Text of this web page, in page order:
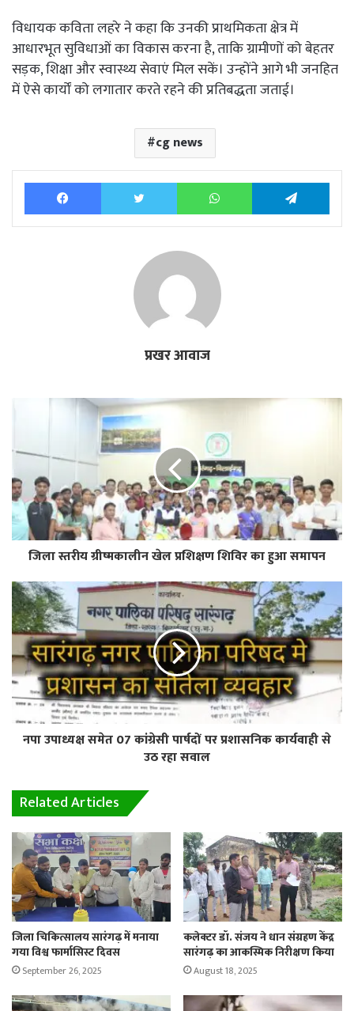
विधायक कविता लहरे ने कहा कि उनकी प्राथमिकता क्षेत्र में
आधारभूत सुविधाओं का विकास करना है, ताकि ग्रामीणों को बेहतर
सड़क, शिक्षा और स्वास्थ्य सेवाएं मिल सकें। उन्होंने आगे भी जनहित
में ऐसे कार्यों को लगातार करते रहने की प्रतिबद्धता जताई।
cg news
Facebook Twitter WhatsApp
प्रखर आवाज
जिला स्तरीय ग्रीष्मकालीन खेल प्रशिक्षण शिविर का हुआ समापन
नपा उपाध्यक्ष समेत 07 कांग्रेसी पार्षदों पर प्रशासनिक कार्यवाही से
उठ रहा सवाल
Related Articles
जिला चिकित्सालय सारंगढ़ में मनाया
गया विश्व फार्मासिस्ट दिवस
September 26, 2025
कलेक्टर डॉ. संजय ने धान संग्रहण केंद्र
सारंगढ़ का आकस्मिक निरीक्षण किया
August 18, 2025